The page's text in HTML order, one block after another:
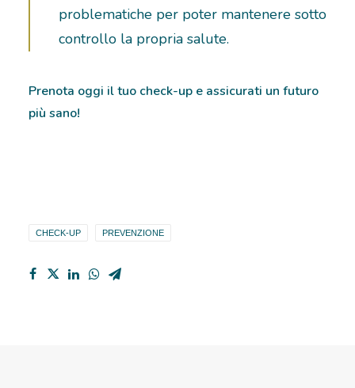
problematiche per poter mantenere sotto
controllo la propria salute.
Prenota oggi il tuo check-up e assicurati un futuro
più sano!
CHECK-UP PREVENZIONE